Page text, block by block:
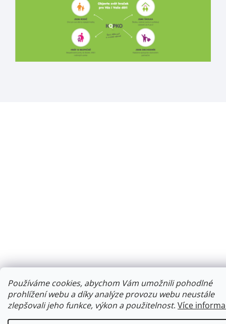
Používáme cookies, abychom Vám umožnili pohodlné
prohlížení webu a díky analýze provozu webu neustále
zlepšovali jeho funkce, výkon a použitelnost. Více